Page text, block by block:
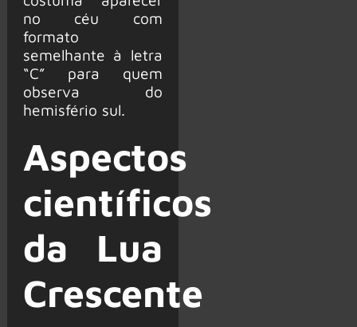
no céu com
formato
semelhante à letra
“C” para quem
observa do
hemisfério sul.
Aspectos
científicos
da Lua
Crescente